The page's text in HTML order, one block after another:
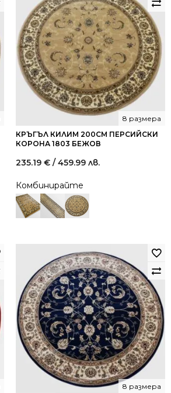
КРЪГЪЛ КИЛИМ 200СМ ПЕРСИЙСКИ
КОРОНА 1803 БЕЖОВ
8 размера
235.19 € / 459.99 лв.
Комбинирайте
8 размера